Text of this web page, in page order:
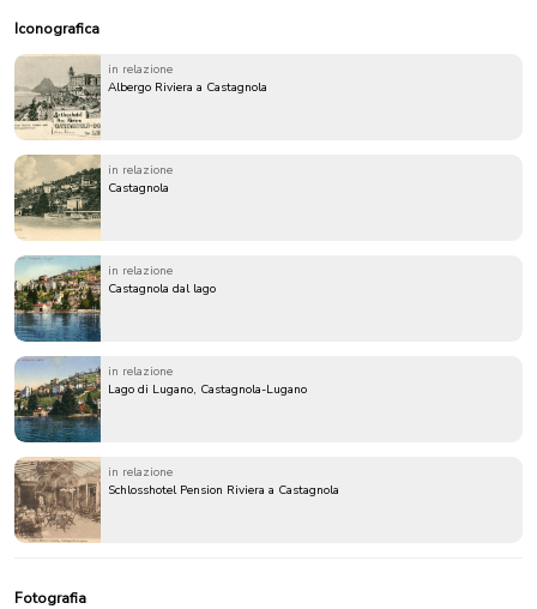
Iconografica
in relazione
Albergo Riviera a Castagnola
in relazione
Castagnola
in relazione
Castagnola dal lago
in relazione
Lago di Lugano, Castagnola-Lugano
in relazione
Schlosshotel Pension Riviera a Castagnola
Fotografia